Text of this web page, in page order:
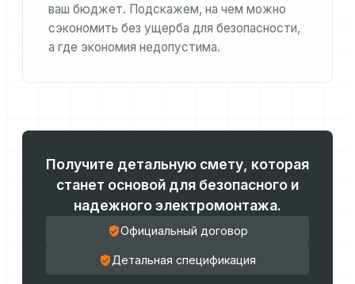
ваш бюджет. Подскажем, на чем можно
сэкономить без ущерба для безопасности,
а где экономия недопустима.
Получите детальную смету, которая
станет основой для безопасного и
надежного электромонтажа.
Официальный договор
Детальная спецификация